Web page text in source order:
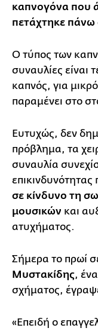
καπνογόνα που
πετάχτηκε πάνω
Ο τύπος των
συναυλίες είναι
καπνός, για
παραμένει στο
Ευτυχώς, δεν
πρόβλημα, τα
συναυλία
επικινδυνότητας
σε κίνδυνο τη
μουσικών και
ατυχήματος.
Σήμερα το πρωί
Μυστακίδης,
σχήματος,
«Επειδή ο